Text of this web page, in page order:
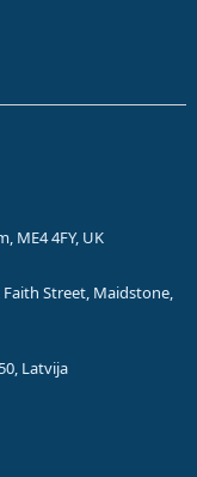
ME4 4FY, UK
Street, Maidstone,
Latvija